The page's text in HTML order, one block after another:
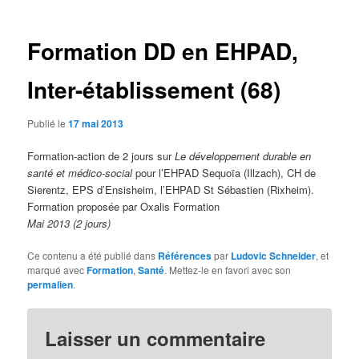
Formation DD en EHPAD,
Inter-établissement (68)
Publié le17 mai 2013
Formation-action de 2 jours surLe développement durable en
santé et médico-socialpour l’EHPAD Sequoïa (Illzach), CH de
Sierentz, EPS d’Ensisheim, l’EHPAD St Sébastien (Rixheim).
Formation proposée par Oxalis Formation
Mai 2013 (2 jours)
Ce contenu a été publié dans Référencespar Ludovic Schneider, et
marqué avecFormation,Santé. Mettez-le en favori avec son
permalien.
Laisser un commentaire